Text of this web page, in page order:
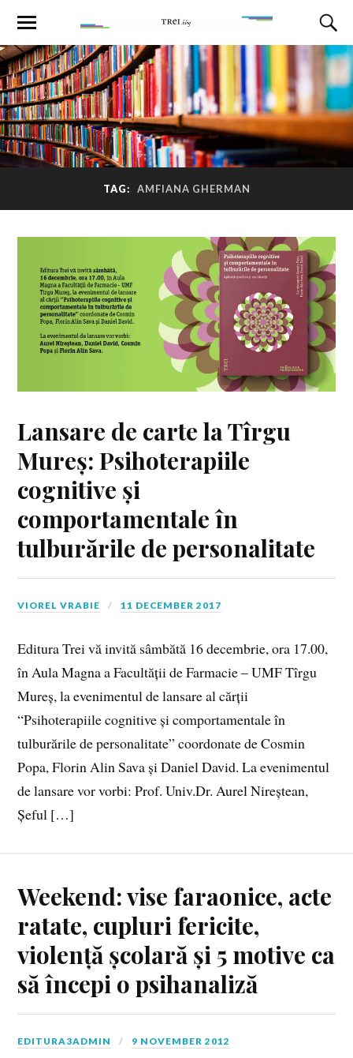
TAG: AMFIANA GHERMAN
Lansare de carte la Tîrgu
Mureș: Psihoterapiile
cognitive și
comportamentale în
tulburările de personalitate
VIOREL VRABIE 11 DECEMBER 2017
Editura Trei vă invită sâmbătă 16 decembrie, ora 17.00,
în Aula Magna a Facultății de Farmacie – UMF Tîrgu
Mureș, la evenimentul de lansare al cărții
“Psihoterapiile cognitive și comportamentale în
tulburările de personalitate” coordonate de Cosmin
Popa, Florin Alin Sava și Daniel David. La evenimentul
de lansare vor vorbi: Prof. Univ.Dr. Aurel Nireștean,
Șeful […]
Weekend: vise faraonice, acte
ratate, cupluri fericite,
violență școlară și 5 motive ca
să începi o psihanaliză
EDITURA3ADMIN 9 NOVEMBER 2012